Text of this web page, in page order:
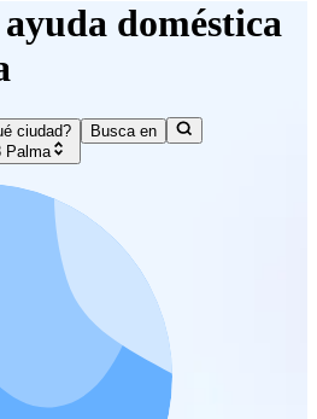
doméstica
ciudad?
Palma
Busca en